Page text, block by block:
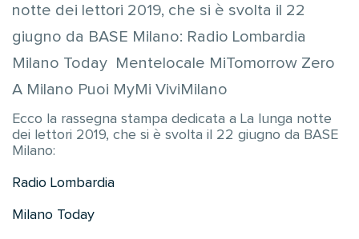
notte dei lettori 2019, che si è svolta il 22
giugno da BASE Milano: Radio Lombardia
Milano Today Mentelocale MiTomorrow Zero
A Milano Puoi MyMi ViviMilano
Ecco la rassegna stampa dedicata a La lunga notte
dei lettori 2019, che si è svolta il 22 giugno da BASE
Milano:
Radio Lombardia
Milano Today